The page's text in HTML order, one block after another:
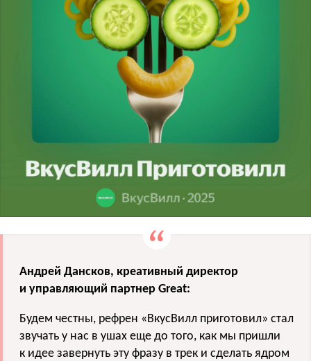
Андрей Дансков, креативный директор
и управляющий партнер Great:
Будем честны, рефрен «ВкусВилл приготовил» стал
звучать у нас в ушах еще до того, как мы пришли
к идее завернуть эту фразу в трек и сделать ядром